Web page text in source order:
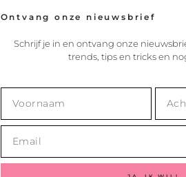
Ontvang onze nieuwsbrief
Schrijf je in en ontvang onze
trends, tips en tricks en